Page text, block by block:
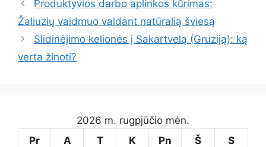
Produktyvios darbo aplinkos kūrimas:
Žaliuzių vaidmuo valdant natūralią šviesą
Slidinėjimo kelionės į Sakartvelą (Gruziją): ką
verta žinoti?
2026 m. rugpjūčio mėn.
Pr
A T K Pn Š S